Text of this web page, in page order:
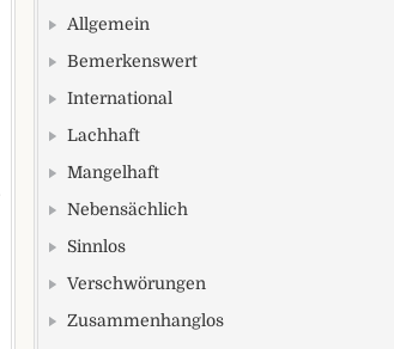
Allgemein
Bemerkenswert
International
Lachhaft
Mangelhaft
Nebensächlich
Sinnlos
Verschwörungen
Zusammenhanglos